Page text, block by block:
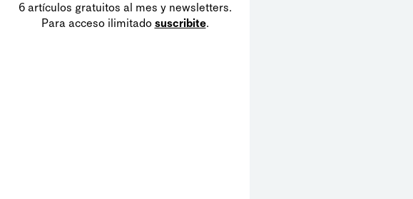
6 artículos gratuitos al mes y newsletters.
Para acceso ilimitado suscribite.